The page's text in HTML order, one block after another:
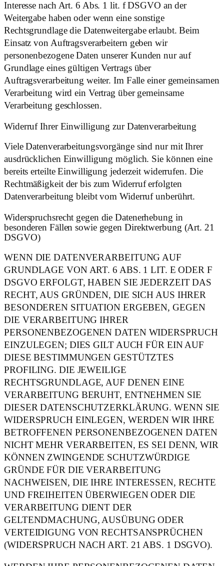
Interesse nach Art. 6 Abs. 1 lit. f DSGVO an der
Weitergabe haben oder wenn eine sonstige
Rechtsgrundlage die Datenweitergabe erlaubt. Beim
Einsatz von Auftragsverarbeitern geben wir
personenbezogene Daten unserer Kunden nur auf
Grundlage eines gültigen Vertrags über
Auftragsverarbeitung weiter. Im Falle einer gemeinsamen
Verarbeitung wird ein Vertrag über gemeinsame
Verarbeitung geschlossen.
Widerruf Ihrer Einwilligung zur Datenverarbeitung
Viele Datenverarbeitungsvorgänge sind nur mit Ihrer
ausdrücklichen Einwilligung möglich. Sie können eine
bereits erteilte Einwilligung jederzeit widerrufen. Die
Rechtmäßigkeit der bis zum Widerruf erfolgten
Datenverarbeitung bleibt vom Widerruf unberührt.
Widerspruchsrecht gegen die Datenerhebung in
besonderen Fällen sowie gegen Direktwerbung (Art. 21
DSGVO)
WENN DIE DATENVERARBEITUNG AUF
GRUNDLAGE VON ART. 6 ABS. 1 LIT. E ODER F
DSGVO ERFOLGT, HABEN SIE JEDERZEIT DAS
RECHT, AUS GRÜNDEN, DIE SICH AUS IHRER
BESONDEREN SITUATION ERGEBEN, GEGEN
DIE VERARBEITUNG IHRER
PERSONENBEZOGENEN DATEN WIDERSPRUCH
EINZULEGEN; DIES GILT AUCH FÜR EIN AUF
DIESE BESTIMMUNGEN GESTÜTZTES
PROFILING. DIE JEWEILIGE
RECHTSGRUNDLAGE, AUF DENEN EINE
VERARBEITUNG BERUHT, ENTNEHMEN SIE
DIESER DATENSCHUTZERKLÄRUNG. WENN SIE
WIDERSPRUCH EINLEGEN, WERDEN WIR IHRE
BETROFFENEN PERSONENBEZOGENEN DATEN
NICHT MEHR VERARBEITEN, ES SEI DENN, WIR
KÖNNEN ZWINGENDE SCHUTZWÜRDIGE
GRÜNDE FÜR DIE VERARBEITUNG
NACHWEISEN, DIE IHRE INTERESSEN, RECHTE
UND FREIHEITEN ÜBERWIEGEN ODER DIE
VERARBEITUNG DIENT DER
GELTENDMACHUNG, AUSÜBUNG ODER
VERTEIDIGUNG VON RECHTSANSPRÜCHEN
(WIDERSPRUCH NACH ART. 21 ABS. 1 DSGVO).